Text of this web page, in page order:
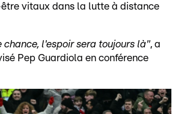
vitaux dans la lutte à distance
chance, l'espoir sera toujours là", a
Pep Guardiola en conférence